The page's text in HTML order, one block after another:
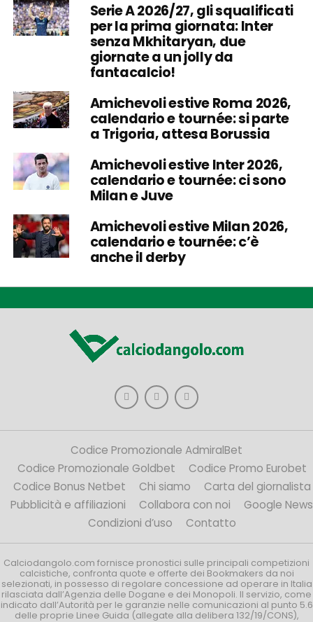
Serie A 2026/27, gli squalificati
per la prima giornata: Inter
senza Mkhitaryan, due
giornate a un jolly da
fantacalcio!
Amichevoli estive Roma 2026,
calendario e tournée: si parte
a Trigoria, attesa Borussia
Amichevoli estive Inter 2026,
calendario e tournée: ci sono
Milan e Juve
Amichevoli estive Milan 2026,
calendario e tournée: c’è
anche il derby
Codice Promozionale AdmiralBet
Codice Promozionale Goldbet
Codice Promo Eurobet
Codice Bonus Netbet
Chi siamo
Carta del giornalista
Pubblicità e affiliazioni
Collabora con noi
Google News
Condizioni d’uso
Contatto
Calciodangolo.com fornisce pronostici sulle principali competizioni
calcistiche, confronta quote e offerte dei Bookmakers da noi
selezionati, in possesso di regolare concessione ad operare in Italia
rilasciata dall’Agenzia delle Dogane e dei Monopoli. Il servizio, come
indicato dall’Autorità per le garanzie nelle comunicazioni al punto 5.6
delle proprie Linee Guida (allegate alla delibera 132/19/CONS),